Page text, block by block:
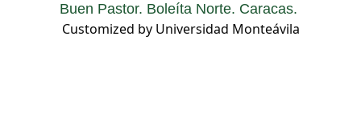
Buen Pastor. Boleíta Norte. Caracas.
Customized by Universidad Monteávila